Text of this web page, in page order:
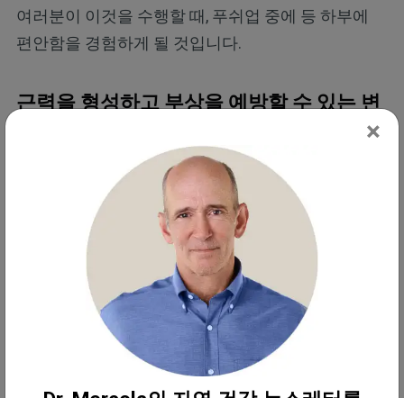
여러분이 이것을 수행할 때, 푸쉬업 중에 등 하부에
편안함을 경험하게 될 것입니다.
근력을 형성하고 부상을 예방할 수 있는 변
만일 푸쉬업과 운동에 생소하시다면, 발가락을 적절
한 형태로 하여, 표준의 푸쉬업을 수행하는 것이 가능
하지 않을 수 있습니다.
플랭크 자세를 최소 1분 동안 유지함으로써, 중심부
가 등을 곧게 편 상태로 유지될 수 있을 정도로 충분
히 튼튼한지 확인해 보세요. 푸쉬업을 수행할 수 있는
어깨 근력을 갖고 있을 수 있지만, 만일 엉덩이 부위
가 축 늘어져 있다면, 등 하부 통증 발생 위험이 증가
하게 됩니다.
×